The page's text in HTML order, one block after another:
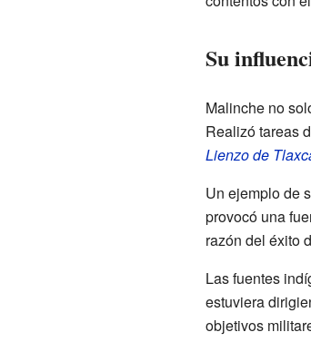
Su
Malinche no
Realizó tareas
Lienzo de
Un ejemplo de
provocó una
razón del éxito
Las fuentes
estuviera
objetivos